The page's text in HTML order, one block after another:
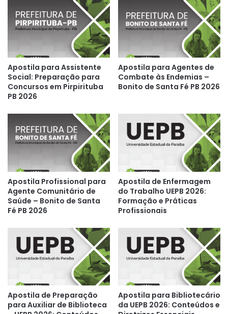
Apostila para Assistente
Social: Preparação para
Concursos em Pirpirituba
PB 2026
Apostila para Agentes de
Combate às Endemias –
Bonito de Santa Fé PB 2026
Apostila Profissional para
Agente Comunitário de
Saúde – Bonito de Santa
Fé PB 2026
Apostila de Enfermagem
do Trabalho UEPB 2026:
Formação e Práticas
Profissionais
Apostila de Preparação
para Auxiliar de Biblioteca
Apostila para Bibliotecário
da UEPB 2026: Conteúdos e